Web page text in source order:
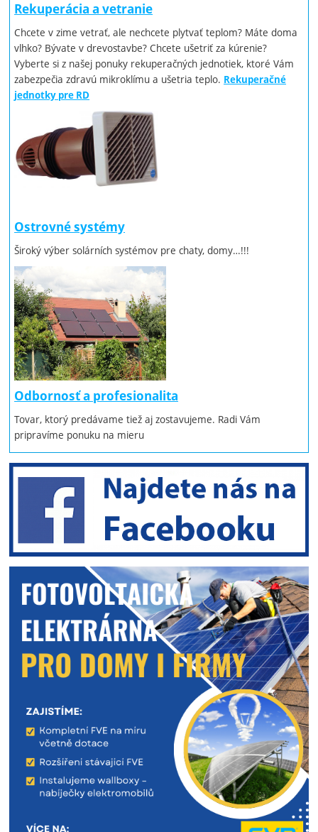
Rekuperácia a vetranie
Chcete v zime vetrať, ale nechcete plytvať teplom? Máte doma
vlhko? Bývate v drevostavbe? Chcete ušetriť za kúrenie?
Vyberte si z našej ponuky rekuperačných jednotiek, ktoré Vám
zabezpečia zdravú mikroklímu a ušetria teplo. Rekuperačné
jednotky pre RD
Ostrovné systémy
Široký výber solárních systémov pre chaty, domy…!!!
Odbornosť a profesionalita
Tovar, ktorý predávame tiež aj zostavujeme. Radi Vám
pripravíme ponuku na mieru